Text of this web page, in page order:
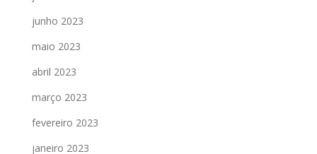
junho 2023
maio 2023
abril 2023
março 2023
fevereiro 2023
janeiro 2023